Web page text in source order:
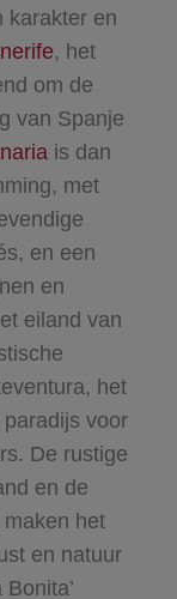
karakter en
, het
om de
van Spanje
is dan
met
en een
en
eiland van
het
voor
De rustige
en de
het
en natuur